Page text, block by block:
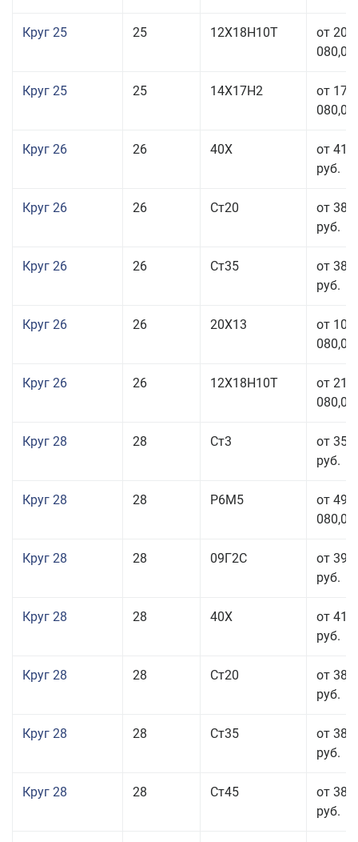
Круг 25 25 12Х18Н10Т
от 208
080,00
Круг 25 25 14Х17Н2
от 179
080,00
Круг 26 26 40Х
от 41
руб.
Круг 26 26 Ст20
от 38
руб.
Круг 26 26 Ст35
от 38
руб.
Круг 26 26 20Х13
от 103
080,00
Круг 26 26 12Х18Н10Т
от 210
080,00
Круг 28 28 Ст3
от 35
руб.
Круг 28 28 Р6М5
от 499
080,00
Круг 28 28 09Г2С
от 39
руб.
Круг 28 28 40Х
от 41
руб.
Круг 28 28 Ст20
от 38
руб.
Круг 28 28 Ст35
от 38
руб.
Круг 28 28 Ст45
от 38
руб.